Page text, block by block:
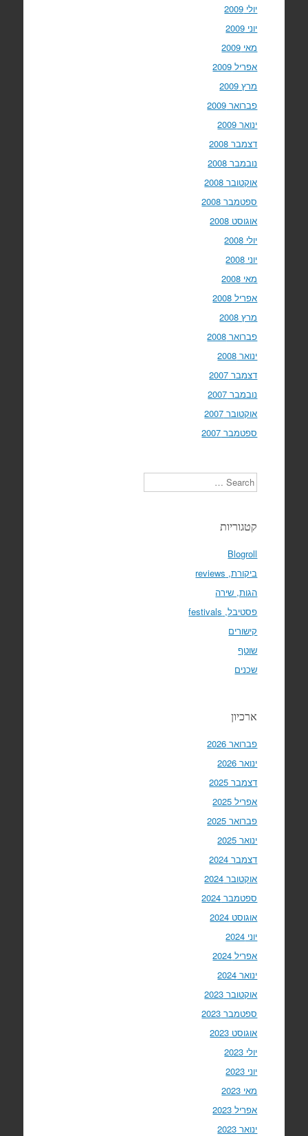
יולי 2009
יוני 2009
מאי 2009
אפריל 2009
מרץ 2009
פברואר 2009
ינואר 2009
דצמבר 2008
נובמבר 2008
אוקטובר 2008
ספטמבר 2008
אוגוסט 2008
יולי 2008
יוני 2008
מאי 2008
אפריל 2008
מרץ 2008
פברואר 2008
ינואר 2008
דצמבר 2007
נובמבר 2007
אוקטובר 2007
ספטמבר 2007
Search
קטגוריות
Blogroll
ביקורת, reviews
הגות, שירה
פסטיבל, festivals
קישורים
שוטף
שכנים
ארכיון
פברואר 2026
ינואר 2026
דצמבר 2025
אפריל 2025
פברואר 2025
ינואר 2025
דצמבר 2024
אוקטובר 2024
ספטמבר 2024
אוגוסט 2024
יוני 2024
אפריל 2024
ינואר 2024
אוקטובר 2023
ספטמבר 2023
אוגוסט 2023
יולי 2023
יוני 2023
מאי 2023
אפריל 2023
ינואר 2023